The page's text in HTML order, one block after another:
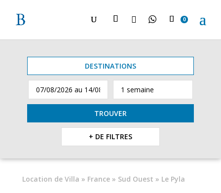
 0
DESTINATIONS
TROUVER
+ DE FILTRES
Location de Villa » France» Sud Ouest » Le Pyla